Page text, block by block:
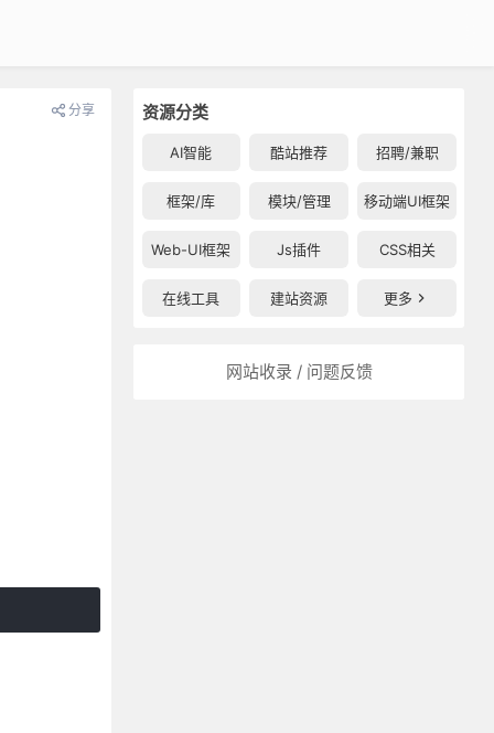
资源分类
AI智能 酷站推荐 招聘/兼职
框架/库 模块/管理 移动端UI框架
Web-UI框架 Js插件 CSS相关
在线工具 建站资源 更多
网站收录 / 问题反馈
分享